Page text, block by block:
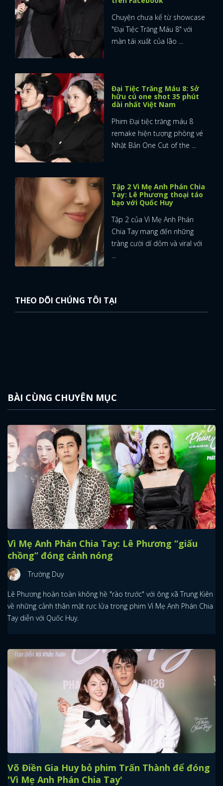
Chuyện chưa kể từ showcase
"Đại Tiệc Trăng Máu 8" với
màn tái xuất của lão ...
Đại Tiệc Trăng Máu 8: Sở
hữu cú one shot 35 phút
dài nhất Việt Nam
Phim Đại tiệc trăng máu 8
remake hiện tượng phòng vé
Nhật Bản One Cut of the ...
Tập 2 Vì Mẹ Anh Phán Chia
Tay: Lê Phương thoại táo
bạo với Quốc Huy
Tập 2 của Vì Mẹ Anh Phán
Chia Tay mang đến những
tràng cười dí dỏm và viral với
...
THEO DÕI CHÚNG TÔI TẠI
BÀI CÙNG CHUYÊN MỤC
Vì Mẹ Anh Phán Chia Tay: Lê Phương “giấu
chồng” đóng cảnh nóng
Trường Duy
Lê Phương hoàn toàn không hề "rào trước" với ông xã Trung Kiên
về những cảnh thân mật rực lửa trong phim Vì Mẹ Anh Phán Chia
Tay diễn với Quốc Huy.
Võ Điền Gia Huy bỏ phim Trấn Thành để đóng
'Vì Mẹ Anh Phán Chia Tay'